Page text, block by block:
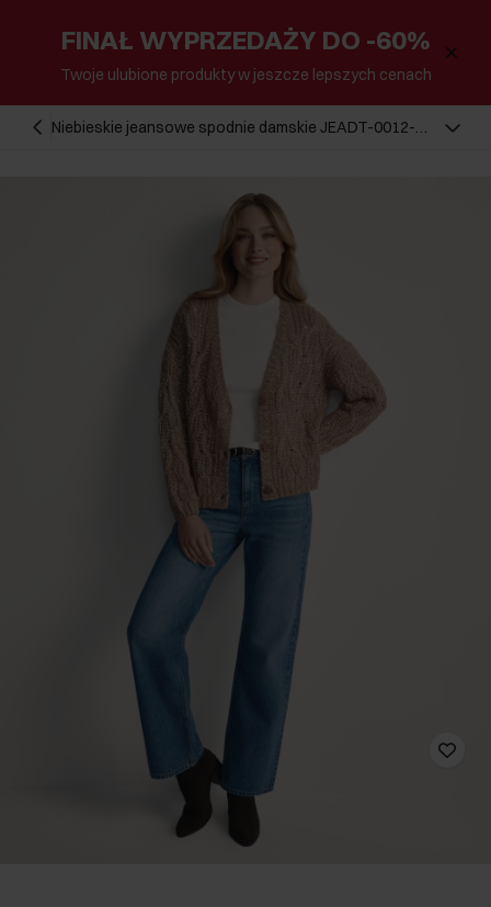
FINAŁ WYPRZEDAŻY DO -60%
Twoje ulubione produkty w jeszcze lepszych cenach
Niebieskie jeansowe spodnie damskie JEADT-0012-